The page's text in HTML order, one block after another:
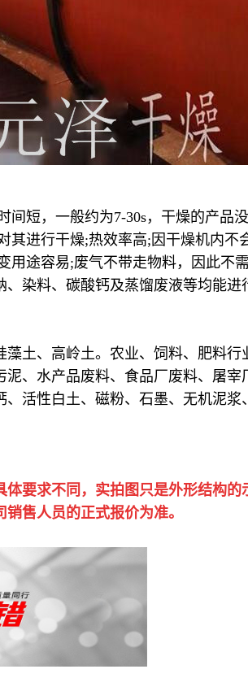
短，一般约为7-30s，干燥的产品
进行干燥;热效率高;因干燥机内
途容易;废气不带走物料，因此不
染料、碳酸钙及蒸馏废液等均能进
土、高岭土。农业、饲料、肥料
、水产品废料、食品厂废料、屠
活性白土、磁粉、石墨、无机泥
要求不同，实拍图只是外形结构
售人员的正式报价为准。